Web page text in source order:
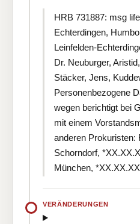
HRB 731887: msg
Echterdingen,
Leinfelden-
Dr. Neuburger,
Stäcker, Jens,
Personenbezogene
wegen berichtigt bei
mit einem
anderen Prokuristen:
Schorndorf,
München,
VERÄNDERUNGEN